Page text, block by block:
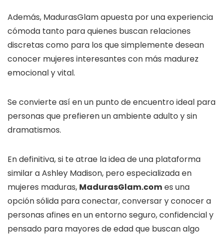
Además, MadurasGlam apuesta por una experiencia
cómoda tanto para quienes buscan relaciones
discretas como para los que simplemente desean
conocer mujeres interesantes con más madurez
emocional y vital.
Se convierte así en un punto de encuentro ideal para
personas que prefieren un ambiente adulto y sin
dramatismos.
En definitiva, si te atrae la idea de una plataforma
similar a Ashley Madison, pero especializada en
mujeres maduras, MadurasGlam.comes una
opción sólida para conectar, conversar y conocer a
personas afines en un entorno seguro, confidencial y
pensado para mayores de edad que buscan algo